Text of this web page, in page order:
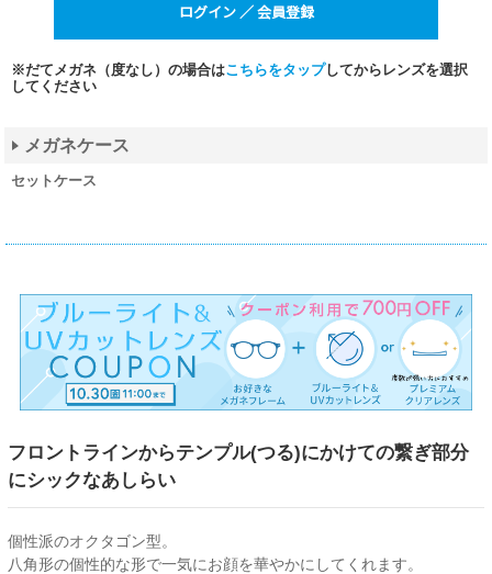
※だてメガネ（度なし）の場合はこちらをタップしてからレンズを選択
してください
メガネケース
セットケース
フロントラインからテンプル(つる)にかけての繋ぎ部分
にシックなあしらい
個性派のオクタゴン型。
八角形の個性的な形で一気にお顔を華やかにしてくれます。